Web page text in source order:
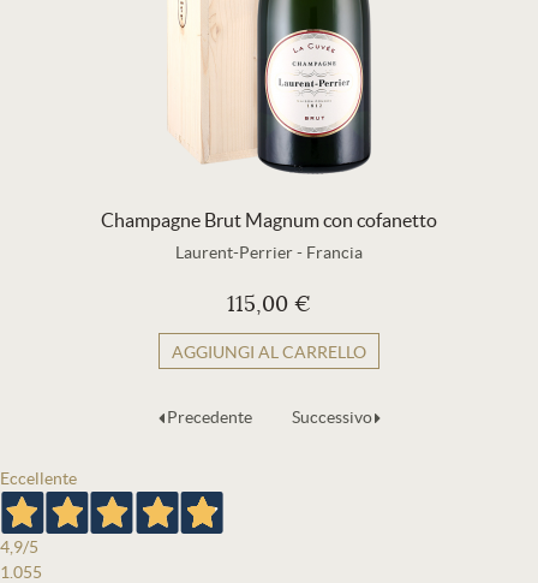
Champagne Brut Magnum con cofanetto
Laurent-Perrier- Francia
115,00 €
AGGIUNGI AL CARRELLO
Precedente Successivo
Eccellente
4,9/5
1.055